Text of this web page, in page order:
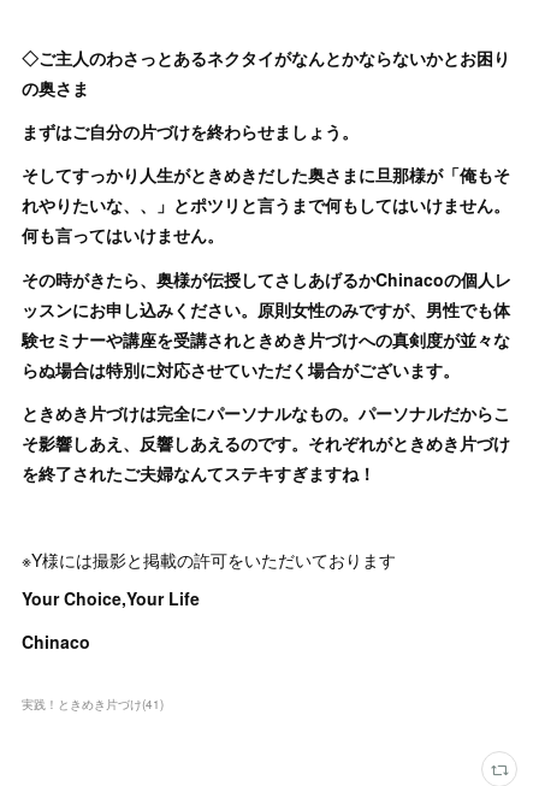
◇ご主人のわさっとあるネクタイがなんとかならないかとお困り
の奥さま
まずはご自分の片づけを終わらせましょう。
そしてすっかり人生がときめきだした奥さまに旦那様が「俺もそ
れやりたいな、、」とポツリと言うまで何もしてはいけません。
何も言ってはいけません。
その時がきたら、奥様が伝授してさしあげるかChinacoの個人レ
ッスンにお申し込みください。原則女性のみですが、男性でも体
験セミナーや講座を受講されときめき片づけへの真剣度が並々な
らぬ場合は特別に対応させていただく場合がございます。
ときめき片づけは完全にパーソナルなもの。パーソナルだからこ
そ影響しあえ、反響しあえるのです。それぞれがときめき片づけ
を終了されたご夫婦なんてステキすぎますね！
※Y様には撮影と掲載の許可をいただいております
Your Choice,Your Life
Chinaco
実践！ときめき片づけ(41)